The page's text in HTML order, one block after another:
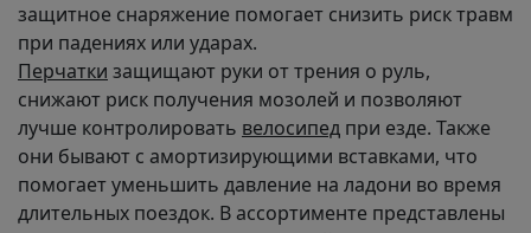
защитное снаряжение помогает снизить риск травм
при падениях или ударах.
Перчатки защищают руки от трения о руль,
снижают риск получения мозолей и позволяют
лучше контролировать велосипед при езде. Также
они бывают с амортизирующими вставками, что
помогает уменьшить давление на ладони во время
длительных поездок. В ассортименте представлены